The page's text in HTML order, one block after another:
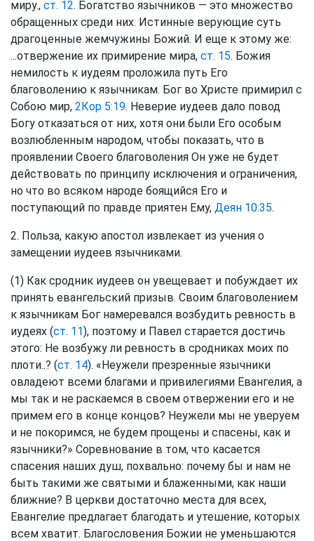
миру., ст. 12. Богатство язычников — это множество
обращенных среди них. Истинные верующие суть
драгоценные жемчужины Божий. И еще к этому же:
...отвержение их примирение мира, ст. 15. Божия
немилость к иудеям проложила путь Его
благоволению к язычникам. Бог во Христе примирил с
Собою мир, 2Кор 5:19. Неверие иудеев дало повод
Богу отказаться от них, хотя они были Его особым
возлюбленным народом, чтобы показать, что в
проявлении Своего благоволения Он уже не будет
действовать по принципу исключения и ограничения,
но что во всяком народе боящийся Его и
поступающий по правде приятен Ему, Деян 10:35.
2. Польза, какую апостол извлекает из учения о
замещении иудеев язычниками.
(1) Как сродник иудеев он увещевает и побуждает их
принять евангельский призыв. Своим благоволением
к язычникам Бог намеревался возбудить ревность в
иудеях (ст. 11), поэтому и Павел старается достичь
этого: Не возбужу ли ревность в сродниках моих по
плоти..? (ст. 14). «Неужели презренные язычники
овладеют всеми благами и привилегиями Евангелия, а
мы так и не раскаемся в своем отвержении его и не
примем его в конце концов? Неужели мы не уверуем
и не покоримся, не будем прощены и спасены, как и
язычники?» Соревнование в том, что касается
спасения наших душ, похвально: почему бы и нам не
быть такими же святыми и блаженными, как наши
ближние? В церкви достаточно места для всех,
Евангелие предлагает благодать и утешение, которых
всем хватит. Благословения Божии не уменьшаются